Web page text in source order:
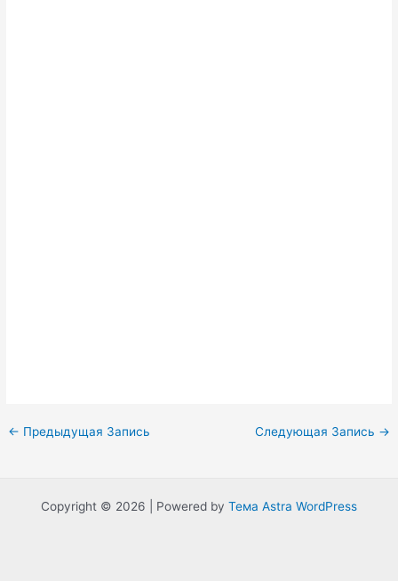
Навигация
← Предыдущая Запись Следующая Запись →
Copyright © 2026 | Powered by Тема Astra WordPress